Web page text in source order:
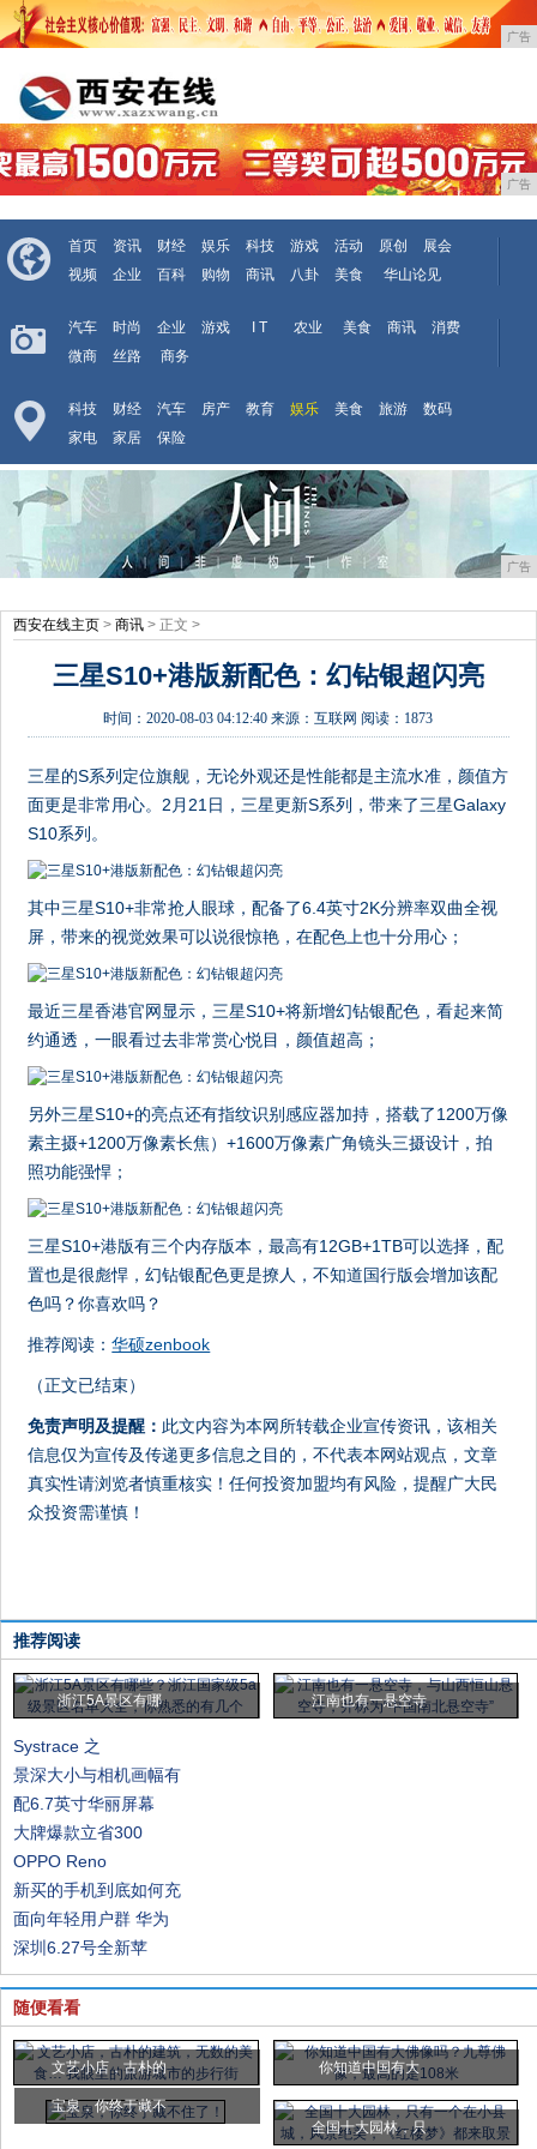
广告
广告
首页 资讯 财经 娱乐 科技 游戏 活动 原创
展会
视频
企业 百科 购物 商讯 八卦 美食 华山论见
汽车 时尚 企业 游戏 I T 农业 美食 商讯
消费
微商
丝路 商务
科技 财经 汽车 房产 教育 娱乐 美食 旅游
数码
家电
家居 保险
广告
西安在线主页 > 商讯 > 正文 >
三星S10+港版新配色：幻钻银超闪亮
时间：2020-08-03 04:12:40 来源：互联网 阅读：1873
三星的S系列定位旗舰，无论外观还是性能都是主流水准，颜值方
面更是非常用心。2月21日，三星更新S系列，带来了三星Galaxy
S10系列。
其中三星S10+非常抢人眼球，配备了6.4英寸2K分辨率双曲全视
屏，带来的视觉效果可以说很惊艳，在配色上也十分用心；
最近三星香港官网显示，三星S10+将新增幻钻银配色，看起来简
约通透，一眼看过去非常赏心悦目，颜值超高；
另外三星S10+的亮点还有指纹识别感应器加持，搭载了1200万像
素主摄+1200万像素长焦）+1600万像素广角镜头三摄设计，拍
照功能强悍；
三星S10+港版有三个内存版本，最高有12GB+1TB可以选择，配
置也是很彪悍，幻钻银配色更是撩人，不知道国行版会增加该配
色吗？你喜欢吗？
推荐阅读：华硕zenbook
（正文已结束）
免责声明及提醒： 此文内容为本网所转载企业宣传资讯，该相关
信息仅为宣传及传递更多信息之目的，不代表本网站观点，文章
真实性请浏览者慎重核实！任何投资加盟均有风险，提醒广大民
众投资需谨慎！
推荐阅读
浙江5A景区有哪 江南也有一悬空寺
Systrace 之
景深大小与相机画幅有
配6.7英寸华丽屏幕
大牌爆款立省300
OPPO Reno
新买的手机到底如何充
面向年轻用户群 华为
深圳6.27号全新苹
随便看看
文艺小店，古朴的 ​你知道中国有大
宝泉，你终于藏不
全国十大园林，只